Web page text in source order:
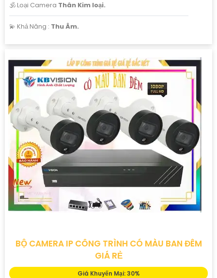
🕉️ Loại Camera Thân Kim loại.
️💫 Khả Năng : Thu Âm.
BỘ CAMERA IP CÔNG TRÌNH CÓ MÀU BAN ĐÊM
GIÁ RẺ
Giá Khuyến Mại: 30%